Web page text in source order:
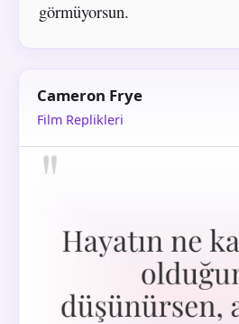
görmüyorsun.
Cameron Frye
Film Replikleri